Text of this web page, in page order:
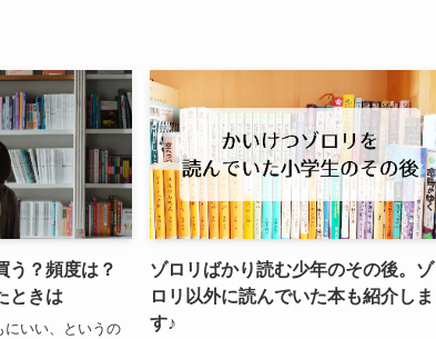
う？頻度は？
ときは
にいい、というの
ゾロリばかり読む少年のその後。ゾ
ロリ以外に読んでいた本も紹介しま
す♪